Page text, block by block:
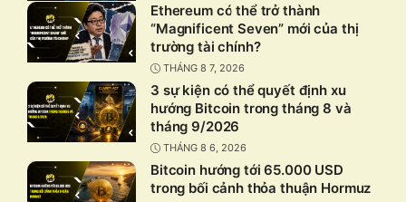
Ethereum có thể trở thành
“Magnificent Seven” mới của thị
trường tài chính?
THÁNG 8 7, 2026
3 sự kiện có thể quyết định xu
hướng Bitcoin trong tháng 8 và
tháng 9/2026
THÁNG 8 6, 2026
Bitcoin hướng tới 65.000 USD
trong bối cảnh thỏa thuận Hormuz